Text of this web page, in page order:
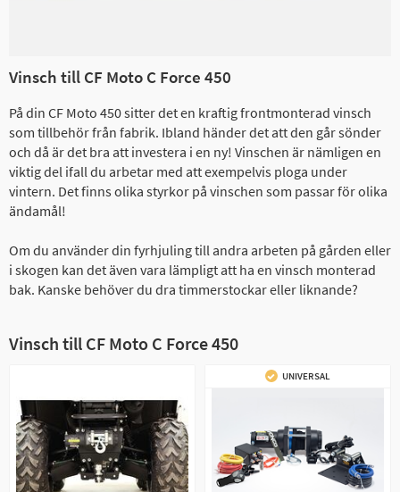
Vinsch till CF Moto C Force 450
På din CF Moto 450 sitter det en kraftig frontmonterad vinsch
som tillbehör från fabrik. Ibland händer det att den går sönder
och då är det bra att investera i en ny! Vinschen är nämligen en
viktig del ifall du arbetar med att exempelvis ploga under
vintern. Det finns olika styrkor på vinschen som passar för olika
ändamål!
Om du använder din fyrhjuling till andra arbeten på gården eller
i skogen kan det även vara lämpligt att ha en vinsch monterad
bak. Kanske behöver du dra timmerstockar eller liknande?
Vinsch till CF Moto C Force 450
UNIVERSAL